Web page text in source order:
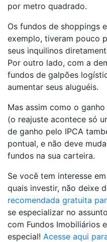
por metro quadrado.
Os fundos de shoppings
exemplo, tiveram pouco
seus inquilinos
Por outro lado, com a
fundos de galpões
aumentar seus aluguéis.
Mas assim como o
(o reajuste acontece só
de ganho pelo IPCA
pontual, e não deve
fundos na sua carteira.
Se você tem interesse
quais investir, não deixe
recomendada gratuita
se especializar no
com Fundos Imobiliários
especial! Acesse aqui